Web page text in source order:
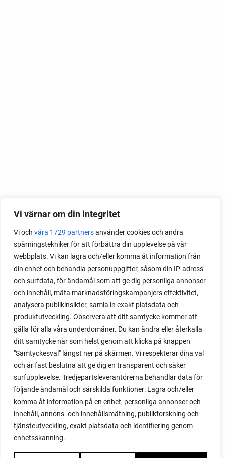
Vi värnar om din integritet
Vi och våra 1729 partnersanvänder cookies och andra
spårningstekniker för att förbättra din upplevelse på vår
webbplats. Vi kan lagra och/eller komma åt information från
din enhet och behandla personuppgifter, såsom din IP-adress
och surfdata, för ändamål som att ge dig personliga annonser
och innehåll, mäta marknadsföringskampanjers effektivitet,
analysera publikinsikter, samla in exakt platsdata och
produktutveckling. Observera att ditt samtycke kommer att
gälla för alla våra underdomäner. Du kan ändra eller återkalla
ditt samtycke när som helst genom att klicka på knappen
"Samtyckesval" längst ner på skärmen. Vi respekterar dina val
och är fast beslutna att ge dig en transparent och säker
surfupplevelse. Tredjepartsleverantörerna behandlar data för
följande ändamål och särskilda funktioner: Lagra och/eller
komma åt information på en enhet, personliga annonser och
innehåll, annons- och innehållsmätning, publikforskning och
tjänsteutveckling, exakt platsdata och identifiering genom
enhetsskanning.